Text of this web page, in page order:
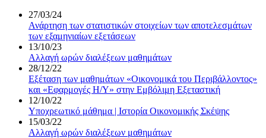
27/03/24
Ανάρτηση των στατιστικών στοιχείων των αποτελεσμάτων
των εξαμηνιαίων εξετάσεων
13/10/23
Αλλαγή ωρών διαλέξεων μαθημάτων
28/12/22
Εξέταση των μαθημάτων «Οικονομικά του Περιβάλλοντος»
και «Εφαρμογές Η/Υ» στην Εμβόλιμη Εξεταστική
12/10/22
Υποχρεωτικό μάθημα | Ιστορία Οικονομικής Σκέψης
15/03/22
Αλλαγή ωρών διαλέξεων μαθημάτων